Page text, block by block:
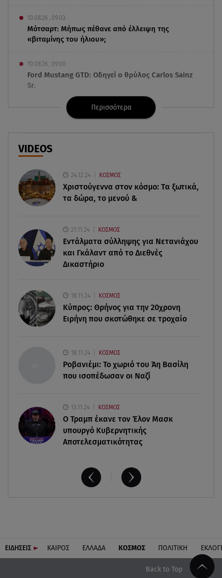
10.08.26 , 09:03
Μότσαρτ: Μήπως πέθανε από έλλειψη της
«βιταμίνης του ήλιου»;
10.08.26 , 09:00
Ford Mustang GTD: Οδηγεί ο θρύλος Carlos Sainz
Sr.
10.08.26 , 08:49
Τούνη: Αυτός είναι ο εξωτικός προορισμός που
επέλεξε για τα γενέθλιά της
10.08.26 , 08:41
Μαρία Μενούνος: «Η Ελλάδα έχει γίνει μέρος της
θεραπείας μου»
10.08.26 , 08:33
10.08.26 , 07:58
Ο καιρός Hot Dry Windy θέτει σε Red Code τη
χώρα - Άνεμοι 9 μποφόρ και 39◦C
10.08.26 , 03:00
Εορτολόγιο: Ποιοι γιορτάζουν στις 10 Αυγούστου
κατασχέθηκαν σε Κήπους και Δοϊράνη
Περισσότερα
VIDEOS
24.12.24 ΚΟΣΜΟΣ
Χριστούγεννα στον κόσμο: Tα ξωτικά,
τα δώρα, το μενού &
21.11.24 ΚΟΣΜΟΣ
Εντάλματα σύλληψης για Νετανιάχου
και Γκάλαντ από το Διεθνές
Δικαστήριο
18.11.24 ΚΟΣΜΟΣ
Κύπρος: Θρήνος για την 20χρονη
Ειρήνη που σκοτώθηκε σε τροχαίο
18.11.24 ΚΟΣΜΟΣ
Ροβανιέμι: Το χωριό του Άη Βασίλη
που ισοπέδωσαν οι Ναζί
13.11.24 ΚΟΣΜΟΣ
O Τραμπ έκανε τον Έλον Μασκ
υπουργό Κυβερνητικής
Αποτελεσματικότητας
ΕΙΔΗΣΕΙΣ ΚΑΙΡΟΣ ΕΛΛΑΔΑ ΚΟΣΜΟΣ ΠΟΛΙΤΙΚΗ
Back to Top